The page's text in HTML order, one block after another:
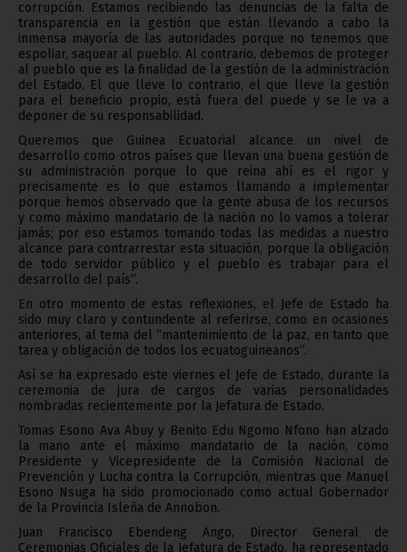
corrupción. Estamos recibiendo las denuncias de la falta de
transparencia en la gestión que están llevando a cabo la
inmensa mayoría de las autoridades porque no tenemos que
espoliar, saquear al pueblo. Al contrario, debemos de proteger
al pueblo que es la finalidad de la gestión de la administración
del Estado. El que lleve lo contrario, el que lleve la gestión
para el beneficio propio, está fuera del puede y se le va a
deponer de su responsabilidad.
Queremos que Guinea Ecuatorial alcance un nivel de
desarrollo como otros países que llevan una buena gestión de
su administración porque lo que reina ahí es el rigor y
precisamente es lo que estamos llamando a implementar
porque hemos observado que la gente abusa de los recursos
y como máximo mandatario de la nación no lo vamos a tolerar
jamás; por eso estamos tomando todas las medidas a nuestro
alcance para contrarrestar esta situación, porque la obligación
de todo servidor público y el pueblo es trabajar para el
desarrollo del país”.
En otro momento de estas reflexiones, el Jefe de Estado ha
sido muy claro y contundente al referirse, como en ocasiones
anteriores, al tema del “mantenimiento de la paz, en tanto que
tarea y obligación de todos los ecuatoguineanos”.
Así se ha expresado este viernes el Jefe de Estado, durante la
ceremonia de jura de cargos de varias personalidades
nombradas recientemente por la Jefatura de Estado.
Tomas Esono Ava Abuy y Benito Edu Ngomo Nfono han alzado
la mano ante el máximo mandatario de la nación, como
Presidente y Vicepresidente de la Comisión Nacional de
Prevención y Lucha contra la Corrupción, mientras que Manuel
Esono Nsuga ha sido promocionado como actual Gobernador
de la Provincia Isleña de Annobon.
Juan Francisco Ebendeng Ango, Director General de
Ceremonias Oficiales de la Jefatura de Estado, ha representado